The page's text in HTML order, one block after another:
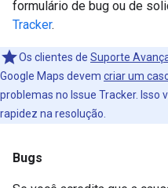
formulário de bug ou de
Tracker.
Os clientes de Suporte
Google Maps devem criar um
problemas no Issue Tracker.
rapidez na resolução.
Bugs